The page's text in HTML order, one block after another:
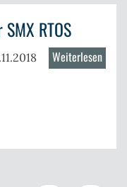
TQ-
RTOS
Weiterlesen